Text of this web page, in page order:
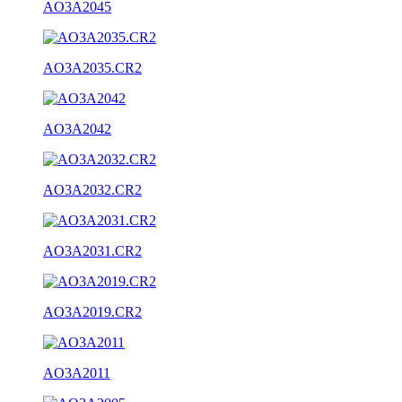
AO3A2045
AO3A2035.CR2
AO3A2042
AO3A2032.CR2
AO3A2031.CR2
AO3A2019.CR2
AO3A2011